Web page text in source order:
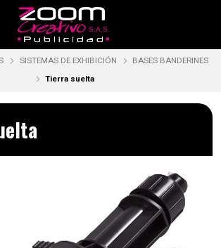
SISTEMAS DE EXHIBICIÓN
BASES BANDERINES
Tierra suelta